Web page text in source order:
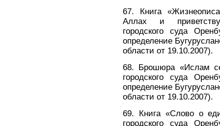
67. Книга
Аллах и
городского суда
определение
области от 19.10.2007).
68. Брошюра «Ислам
городского суда
определение
области от 19.10.2007).
69. Книга «Слово о
городского суда